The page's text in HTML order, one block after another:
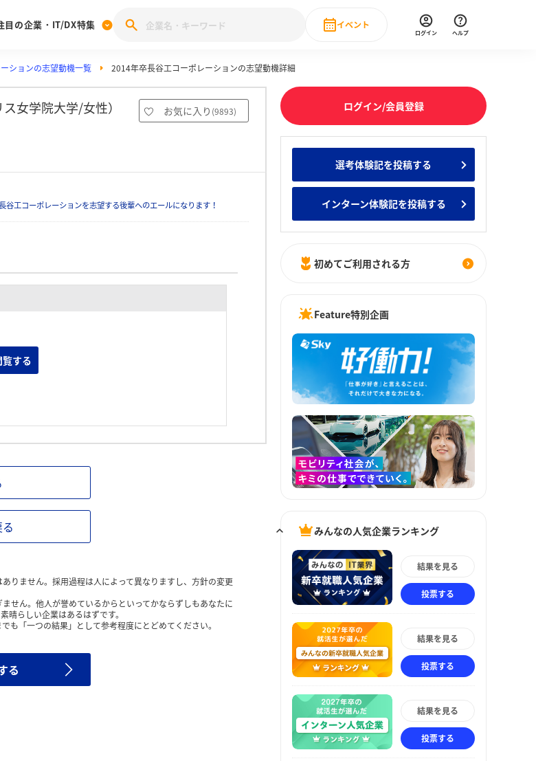
] 本選考体験記投稿キャンペーン
なのDX企業就職ブランド調査
みんなの新卒就職人気企業ランキング みんなのインターン人気企業ランキ
目の企業・IT/DX特集
28卒 IT・DX現場社員インタビュー
イベント
直近のイベント一覧
ログイン ヘルプ
ションの志望動機一覧 2014年卒長谷工コーポレーションの志望動機詳細
女学院大学/女性）
お気に入り (9893)
工コーポレーションを志望する後輩へのエールになります！
する
りません。採用過程は人によって異なりますし、方針の変更
せん。他人が誉めているからといってかならずしもあなたに
晴らしい企業はあるはずです。
も「一つの結果」として参考程度にとどめてください。
る
ログイン/会員登録
選考体験記を投稿する
インターン体験記を投稿する
初めてご利用される方
Feature特別企画
みんなの人気企業ランキング
結果を見る
投票する
結果を見る
投票する
結果を見る
投票する